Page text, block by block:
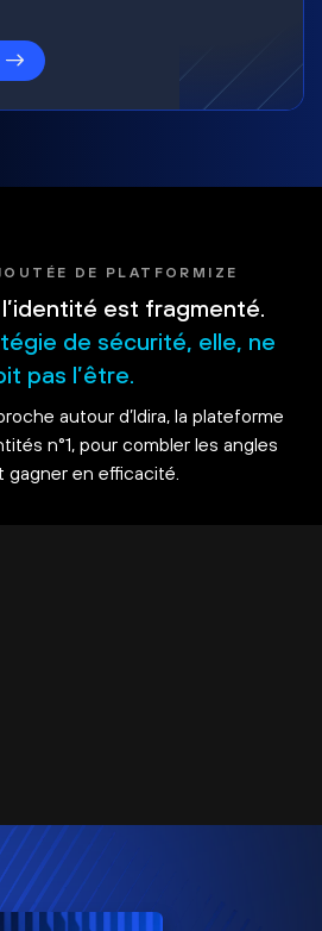
DE PLATFORMIZE
est fragmenté.
de sécurité, elle, ne
pas l’être.
autour d’Idira, la plateforme
n°1, pour combler les angles
gagner en efficacité.